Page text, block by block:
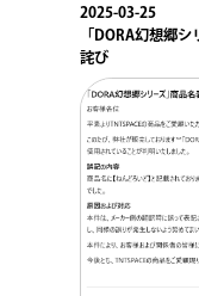
2025-03-25
「DORA幻想郷
詫び